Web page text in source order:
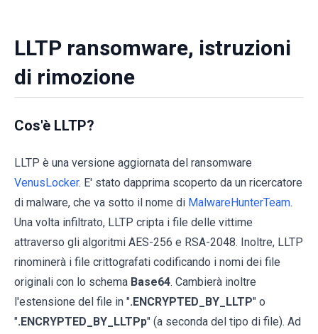
LLTP ransomware, istruzioni
di rimozione
Cos'è LLTP?
LLTP è una versione aggiornata del ransomware
VenusLocker. E' stato dapprima scoperto da un ricercatore
di malware, che va sotto il nome di MalwareHunterTeam.
Una volta infiltrato, LLTP cripta i file delle vittime
attraverso gli algoritmi AES-256 e RSA-2048. Inoltre, LLTP
rinominerà i file crittografati codificando i nomi dei file
originali con lo schema Base64. Cambierà inoltre
l'estensione del file in ".ENCRYPTED_BY_LLTP" o
".ENCRYPTED_BY_LLTPp" (a seconda del tipo di file). Ad